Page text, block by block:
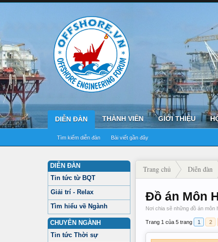
DIỄN ĐÀN
Tìm kiếm diễn đàn Bài viết gần đây
THÀNH VIÊN GIỚI THIỆU
DIỄN ĐÀN
Tin tức từ BQT
Giải trí - Relax
Tìm hiểu về Ngành
CHUYÊN NGÀNH
Tin tức Thời sự
Trang chủ Diễn đàn
Đồ án Môn
Nơi chia sẽ những đồ án môn
Trang 1 của 5 trang 1 2